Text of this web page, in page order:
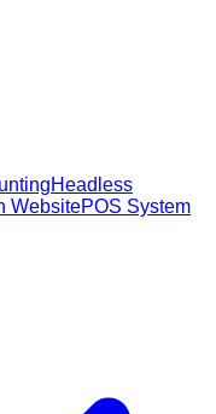
Headless
WebsitePOS System